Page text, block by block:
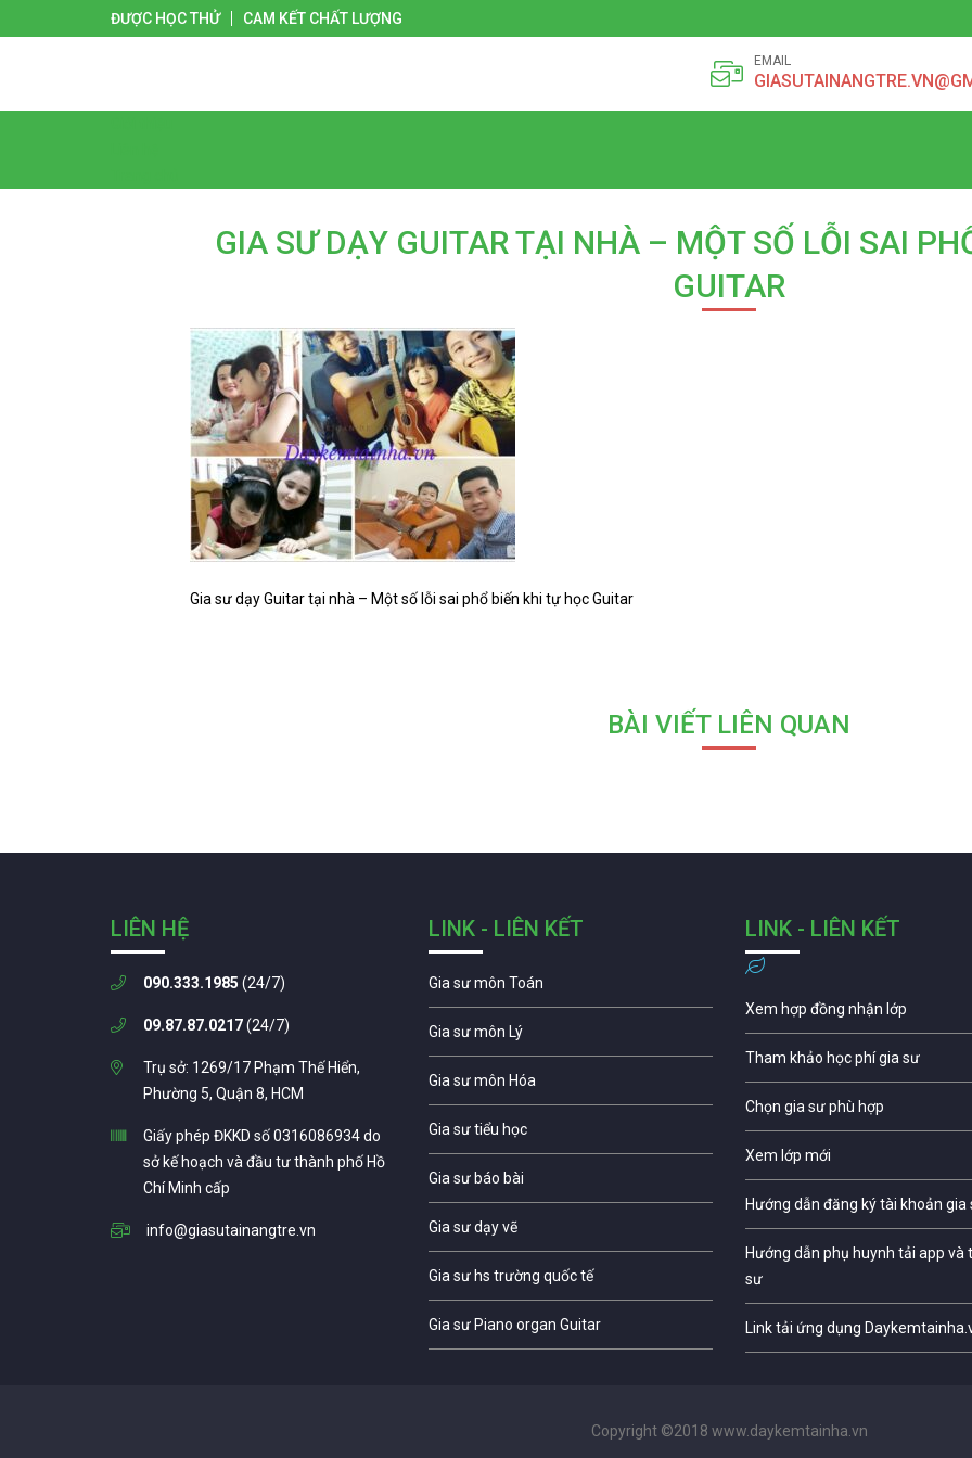
ĐƯỢC HỌC THỬ CAM KẾT CHẤT LƯỢNG
EMAIL
GIA SƯ DẠY GUITAR TẠI NHÀ – MỘT SỐ LỖI SAI
GUITAR
Gia sư dạy Guitar tại nhà – Một số lỗi sai phổ biến khi tự học Guitar
BÀI VIẾT LIÊN QUAN
LIÊN HỆ
090.333.1985 (24/7)
09.87.87.0217(24/7)
Trụ sở: 1269/17 Phạm Thế Hiển,
Phường 5, Quận 8, HCM
Giấy phép ĐKKD số 0316086934 do
sở kế hoạch và đầu tư thành phố Hồ
Chí Minh cấp
info@giasutainangtre.vn
LINK - LIÊN KẾT
Gia sư môn Toán
Gia sư môn Lý
Gia sư môn Hóa
Gia sư tiểu học
Gia sư báo bài
Gia sư dạy vẽ
Gia sư hs trường quốc tế
Gia sư Piano organ Guitar
LINK - LIÊN KẾT
Xem hợp đồng nhận lớp
Tham khảo học phí gia sư
Chọn gia sư phù hợp
Xem lớp mới
Hướng dẫn đăng ký tài khoản gia
Hướng dẫn phụ huynh tải app và
sư
Link tải ứng dụng
Copyright ©2018 www.daykemtainha.vn